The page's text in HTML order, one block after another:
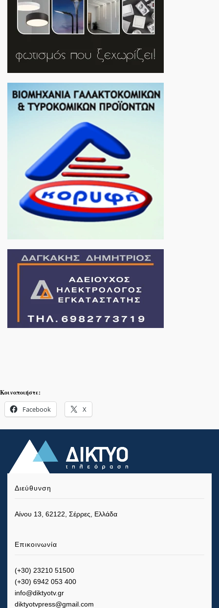
Κοινοποιήστε:
Facebook X
Διεύθυνση
Αίνου 13, 62122, Σέρρες, Ελλάδα
Επικοινωνία
(+30) 23210 51500
(+30) 6942 053 400
info@diktyotv.gr
diktyotvpress@gmail.com